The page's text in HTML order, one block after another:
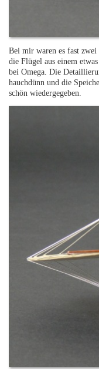
Bei mir waren es fast
die Flügel aus einem
bei Omega. Die
hauchdünn und die
schön wiedergegeben.